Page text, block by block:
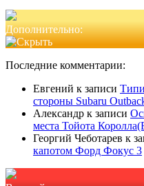
Дополнительно:
Последние комментарии:
Евгений к записи
стороны Subaru
Александр к записи
места Тойота
Георгий Чеботарев к
капотом Форд Фокус 3